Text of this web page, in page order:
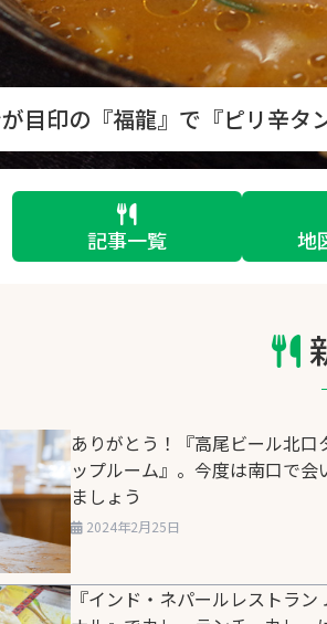
が目印の『福龍』で『ピリ辛タ
記事一覧 地
ありがとう！『高尾ビール北口
ップルーム』。今度は南口で会
ましょう
2024年2月25日
『インド・ネパールレストラン